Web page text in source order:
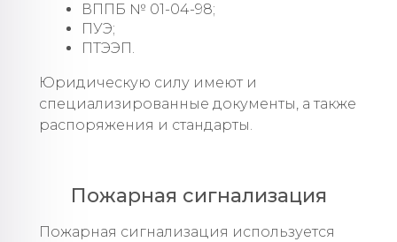
ВППБ № 01-04-98;
ПУЭ;
ПТЭЭП.
Юридическую силу имеют и
специализированные документы, а также
распоряжения и стандарты.
Пожарная сигнализация
Пожарная сигнализация используется